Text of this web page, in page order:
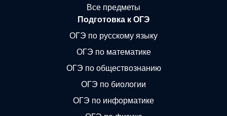
Все предметы
Подготовка к ОГЭ
ОГЭ по русскому языку
ОГЭ по математике
ОГЭ по обществознанию
ОГЭ по биологии
ОГЭ по информатике